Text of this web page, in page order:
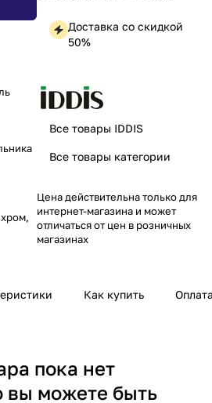
Доставка со скидкой
50%
Все товары IDDIS
Все товары категории
Цена действительна только для
интернет-магазина и может
отличаться от цен в розничных
магазинах
Как купить
пока нет
вы можете быть